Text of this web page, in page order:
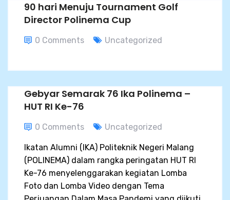
90 hari Menuju Tournament Golf
Director Polinema Cup
0 Comments Uncategorized
Gebyar Semarak 76 Ika Polinema –
HUT RI Ke-76
0 Comments Uncategorized
Ikatan Alumni (IKA) Politeknik Negeri Malang
(POLINEMA) dalam rangka peringatan HUT RI
Ke-76 menyelenggarakan kegiatan Lomba
Foto dan Lomba Video dengan Tema